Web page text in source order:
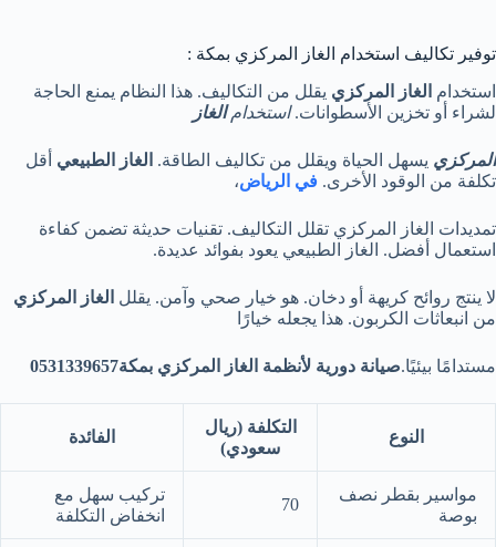
توفير تكاليف استخدام الغاز المركزي بمكة :
استخدام الغاز المركزي يقلل من التكاليف. هذا النظام يمنع الحاجة
لشراء أو تخزين الأسطوانات.استخدامالغاز
المركزي يسهل الحياة ويقلل من تكاليف الطاقة. الغاز الطبيعي أقل
تكلفة من الوقود الأخرى. في الرياض،
تمديدات الغاز المركزي تقلل التكاليف. تقنيات حديثة تضمن كفاءة
استعمال أفضل. الغاز الطبيعي يعود بفوائد عديدة.
لا ينتج روائح كريهة أو دخان. هو خيار صحي وآمن. يقلل الغاز المركزي
من انبعاثات الكربون. هذا يجعله خيارًا
مستدامًا بيئيًا.صيانة دورية لأنظمة الغاز المركزي بمكة0531339657
النوع
التكلفة (ريال
سعودي)
الفائدة
مواسير بقطر نصف
بوصة
70
تركيب سهل مع
انخفاض التكلفة